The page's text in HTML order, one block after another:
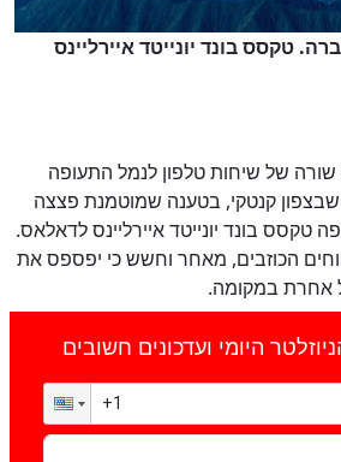
שורה של שיחות טלפון לנמל התעופה
שבצפון קנטקי, בטענה שמוטמנת פצצה
בונד יונייטד איירליינס לדאלאס.
הדיווחים הכוזבים, מאחר וחשש כי יפספס את
אחרת במקומה.
היומי ועדכונים חשובים